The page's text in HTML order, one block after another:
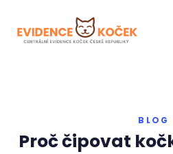
BLOG
Proč čipovat